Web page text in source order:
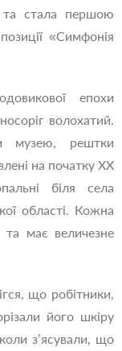
стала першою
«Симфонія
епохи
волохатий.
музею, рештки
на початку ХХ
біля села
області. Кожна
та має величезне
що робітники,
його шкіру
з’ясували, що